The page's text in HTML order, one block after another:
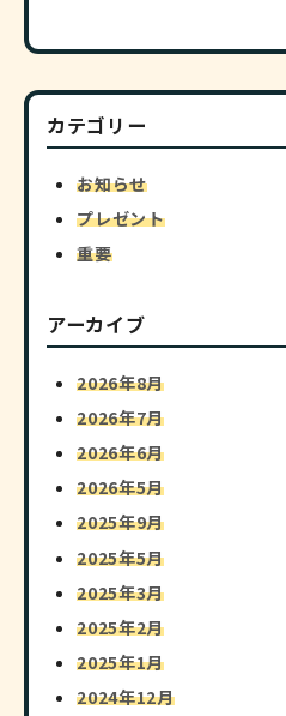
カテゴリー
お知らせ
プレゼント
重要
アーカイブ
2026年8月
2026年7月
2026年6月
2026年5月
2025年9月
2025年5月
2025年3月
2025年2月
2025年1月
2024年12月